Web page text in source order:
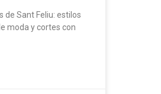
de Sant Feliu: estilos
moda y cortes con